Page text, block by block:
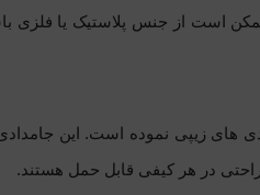
است از جنس پلاستیک یا فلزی
های زیپی نموده است. این
در هر کیفی قابل حمل هستند.